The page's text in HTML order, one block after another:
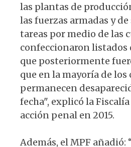
las plantas de
las fuerzas armadas y
tareas por medio de las
confeccionaron listados
que posteriormente
que en la mayoría de los
permanecen
fecha", explicó la
acción penal en 2015.
Además, el MPF añadió: